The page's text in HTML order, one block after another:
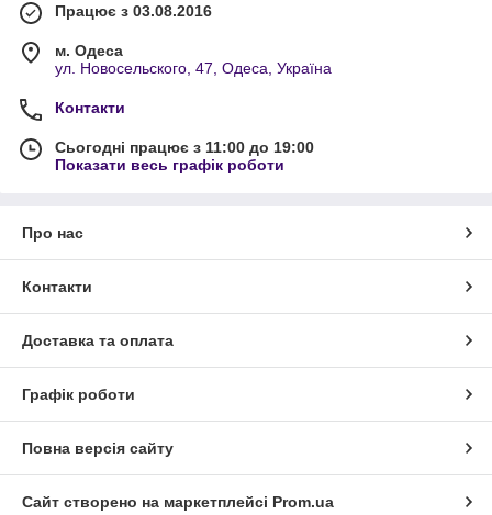
Працює з 03.08.2016
м. Одеса
ул. Новосельского, 47, Одеса, Україна
Контакти
Сьогодні працює з 11:00 до 19:00
Показати весь графік роботи
Про нас
Контакти
Доставка та оплата
Графік роботи
Повна версія сайту
Сайт створено на маркетплейсі Prom.ua